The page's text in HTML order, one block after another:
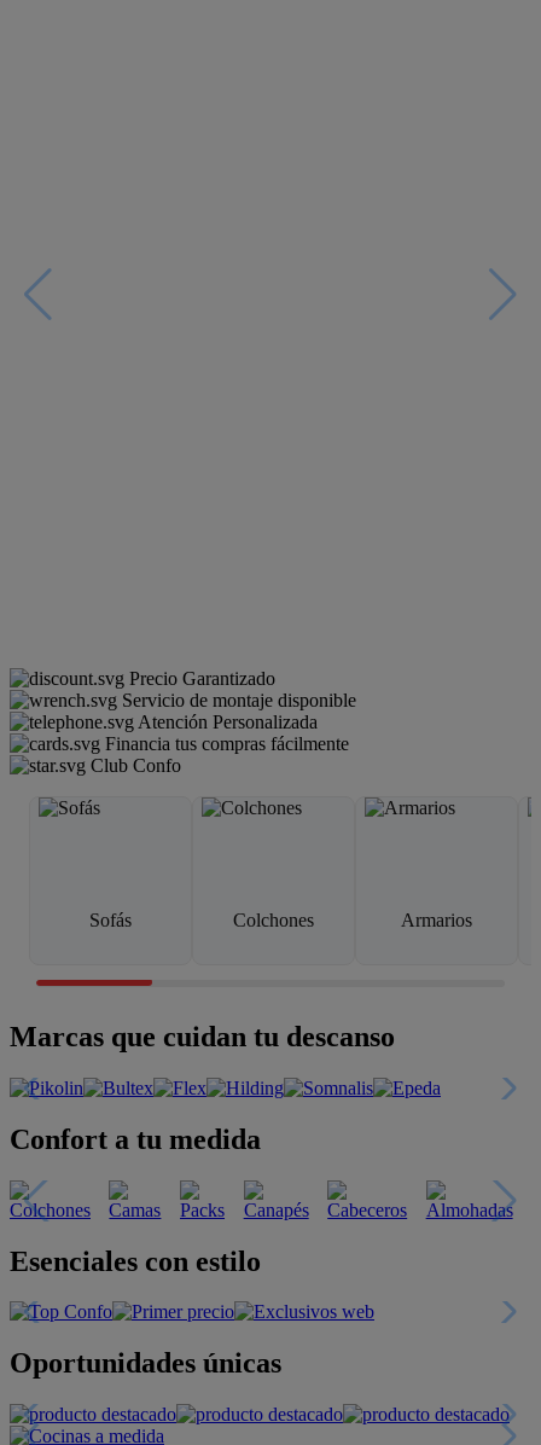
Precio Garantizado
Servicio de montaje disponible
Atención Personalizada
Financia tus compras fácilmente
Club Confo
Sofás Colchones Armarios
Marcas que cuidan tu descanso
Confort a tu medida
Esenciales con estilo
Oportunidades únicas